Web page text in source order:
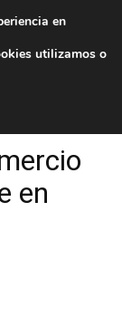
en
en
utilizamos o